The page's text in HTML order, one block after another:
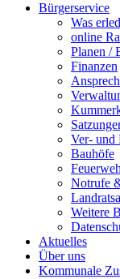
Bürgerservice
Was
online
Planen /
Finanzen
Ver- und
Bauhöfe
Notrufe
Weitere
Aktuelles
Über uns
Kommunale